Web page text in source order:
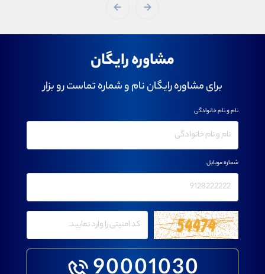
مشاوره رایگان
برای مشاوره رایگان نام و شماره تماست رو بزار
نام و نام خانوادگی
شماره موبایل